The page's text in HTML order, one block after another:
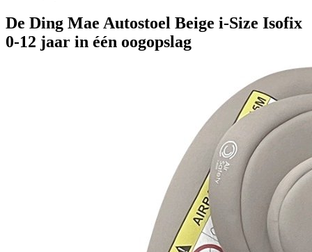
De Ding Mae Autostoel Beige i-Size Isofix
0-12 jaar in één oogopslag